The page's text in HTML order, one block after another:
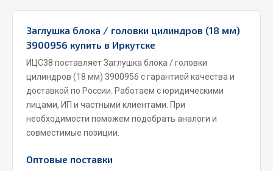
Весь раздел
Инструмент
Автомобильный инструмент
Измерительный инструмент
Заглушка блока / головки цилиндров (18 мм)
3900956 купить в Иркутске
ИЦС38 поставляет Заглушка блока / головки
цилиндров (18 мм) 3900956 с гарантией качества и
доставкой по России. Работаем с юридическими
лицами, ИП и частными клиентами. При
необходимости поможем подобрать аналоги и
совместимые позиции.
Оптовые поставки